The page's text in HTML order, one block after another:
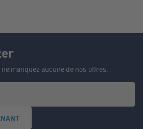
manquez aucune de nos offres.